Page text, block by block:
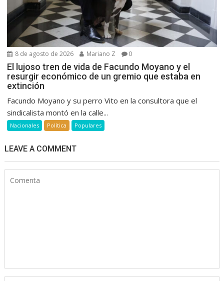
8 de agosto de 2026 Mariano Z 0
El lujoso tren de vida de Facundo Moyano y el
resurgir económico de un gremio que estaba en
extinción
Facundo Moyano y su perro Vito en la consultora que el
sindicalista montó en la calle...
Nacionales Política Populares
LEAVE A COMMENT